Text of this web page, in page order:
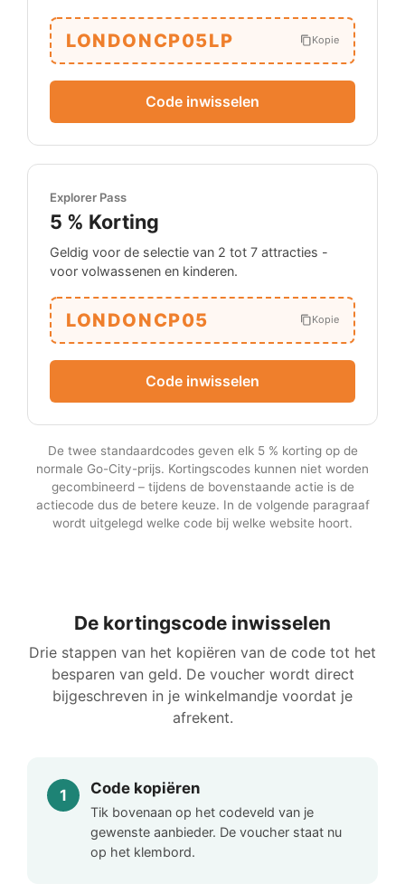
LONDONCP05LP Kopie
Code inwisselen
Explorer Pass
5 % Korting
Geldig voor de selectie van 2 tot 7 attracties -
voor volwassenen en kinderen.
LONDONCP05 Kopie
Code inwisselen
De twee standaardcodes geven elk 5 % korting op de
normale Go-City-prijs. Kortingscodes kunnen niet worden
gecombineerd – tijdens de bovenstaande actie is de
actiecode dus de betere keuze. In de volgende paragraaf
wordt uitgelegd welke code bij welke website hoort.
De kortingscode inwisselen
Drie stappen van het kopiëren van de code tot het
besparen van geld. De voucher wordt direct
bijgeschreven in je winkelmandje voordat je
afrekent.
Code kopiëren
Tik bovenaan op het codeveld van je
gewenste aanbieder. De voucher staat nu
op het klembord.